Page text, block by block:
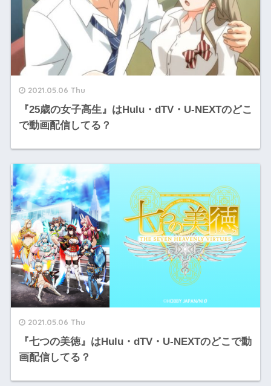
2021.05.06 Thu
『25歳の女子高生』はHulu・dTV・U-NEXTのどこ
で動画配信してる？
2021.05.06 Thu
『七つの美徳』はHulu・dTV・U-NEXTのどこで動
画配信してる？